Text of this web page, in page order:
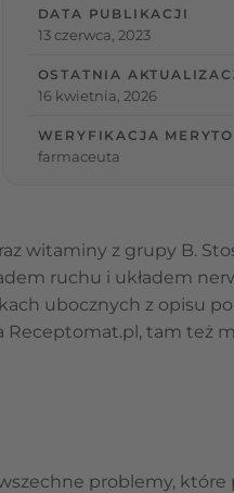
DATA PUBLIKACJI
13 czerwca, 2023
OSTATNIA
16 kwietnia, 2026
WERYFIKACJA
farmaceuta
witaminy z grupy B.
ruchu i układem
ubocznych z opisu
Receptomat.pl, tam też
problemy, które